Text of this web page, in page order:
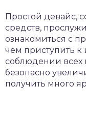
Простой девайс,
средств,
ознакомиться с
чем приступить
соблюдении всех
безопасно
получить много